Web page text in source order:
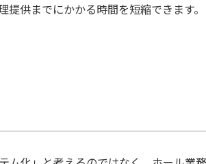
供までにかかる時間を短縮できます。